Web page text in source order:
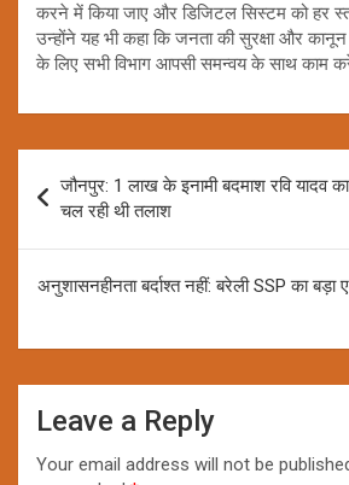
करने में किया जाए और डिजिटल सिस्टम को हर
उन्होंने यह भी कहा कि जनता की सुरक्षा और
के लिए सभी विभाग आपसी समन्वय के साथ काम
Post
navigation
जौनपुर: 1 लाख के इनामी बदमाश रवि यादव
चल रही थी तलाश
अनुशासनहीनता बर्दाश्त नहीं: बरेली SSP का बड़ा
Leave a Reply
Your email address will not be